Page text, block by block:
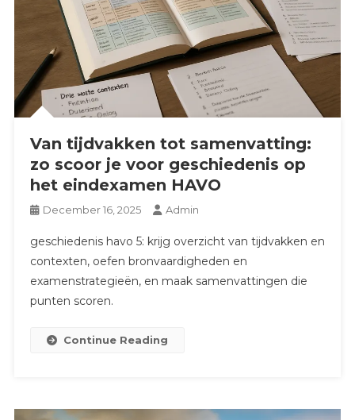
Van tijdvakken tot samenvatting:
zo scoor je voor geschiedenis op
het eindexamen HAVO
December 16, 2025 Admin
geschiedenis havo 5: krijg overzicht van tijdvakken en
contexten, oefen bronvaardigheden en
examenstrategieën, en maak samenvattingen die
punten scoren.
Continue Reading